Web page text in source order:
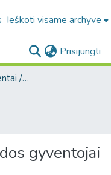
Ieškoti visame archyve
Prisijungti
4.3. Vaizdiniai dokumentai / Visual documents
gyventojai